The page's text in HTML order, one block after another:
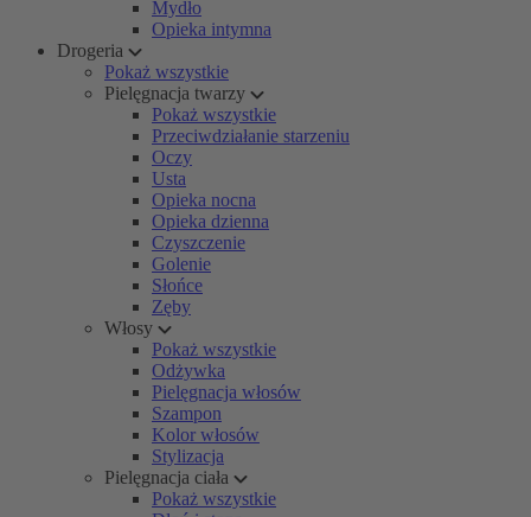
Mydło
Opieka intymna
Drogeria
Pokaż wszystkie
Pielęgnacja twarzy
Pokaż wszystkie
Przeciwdziałanie starzeniu
Oczy
Usta
Opieka nocna
Opieka dzienna
Czyszczenie
Golenie
Słońce
Zęby
Włosy
Pokaż wszystkie
Odżywka
Pielęgnacja włosów
Szampon
Kolor włosów
Stylizacja
Pielęgnacja ciała
Pokaż wszystkie